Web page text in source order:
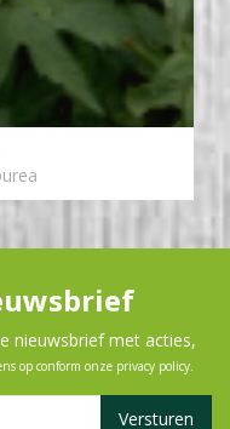
nieuwsbrief met acties,
op conform onze privacy policy